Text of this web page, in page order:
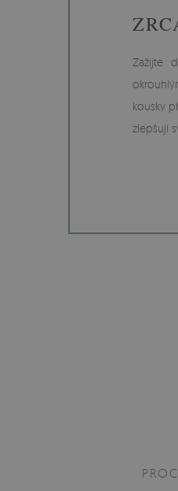
Zažijte
kousky
zlepšují